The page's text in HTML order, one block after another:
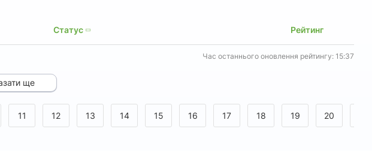
Статус Рейтинг
Час останнього оновлення рейтингу: 15:37
ще
11 12 13 14 15 16 17 18 19 20